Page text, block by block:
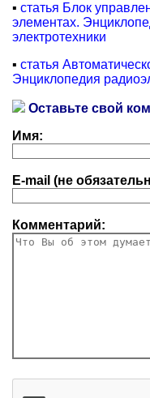
▪ статья Блок
элементах.
электротехники
▪ статья
Энциклопедия
Оставьте свой
Имя:
E-mail (не
Комментарий: